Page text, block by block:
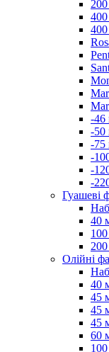
-46
-50
-75
-
-
-
Гуашеві
40
Олійні
40
45
45
45
60